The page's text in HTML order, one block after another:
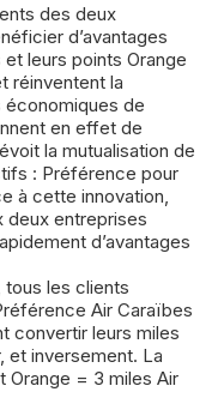
d’avantages
leurs points Orange
réinventent la
de
en effet de
la mutualisation de
: Préférence pour
à cette innovation,
deux entreprises
d’avantages
les clients
Air Caraïbes
convertir leurs miles
et inversement. La
Orange = 3 miles Air